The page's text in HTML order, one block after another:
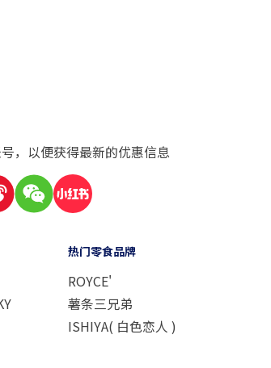
，以便获得最新的优惠信息
热门零食品牌
ROYCE'
薯条三兄弟
ISHIYA( 白色恋人 )